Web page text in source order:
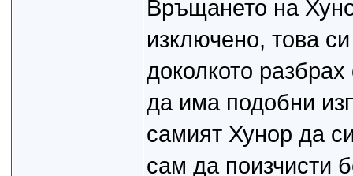
Връщането на
изключено, това
доколкото
да има подобни
самият Хунор да
сам да поизчисти